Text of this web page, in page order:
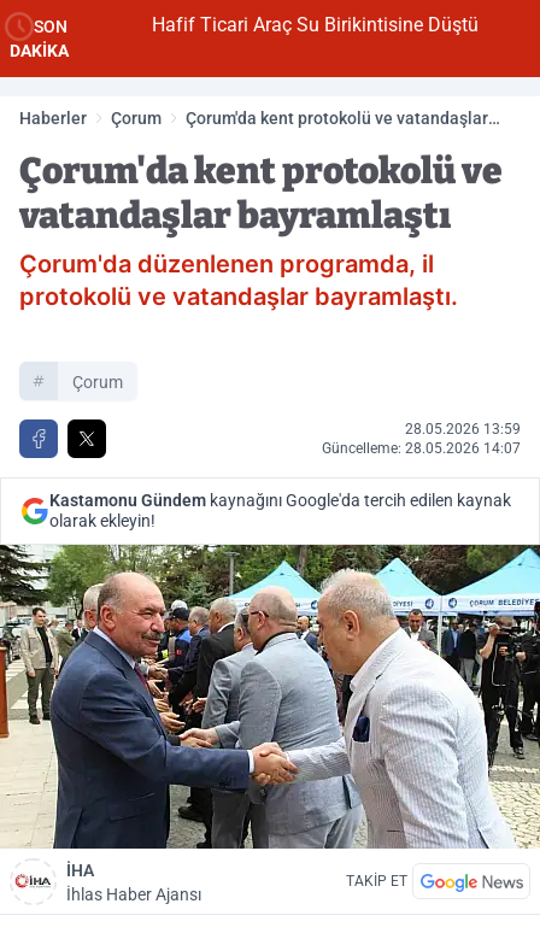
SON
DAKİKA
Hafif Ticari Araç Su Birikintisine Düştü
Haberler Çorum
Çorum'da kent protokolü ve vatandaşlar
Çorum'da kent protokolü ve
vatandaşlar bayramlaştı
Çorum'da düzenlenen programda, il
protokolü ve vatandaşlar bayramlaştı.
Çorum
28.05.2026 13:59
Güncelleme: 28.05.2026 14:07
Kastamonu Gündem kaynağını Google'da tercih edilen kaynak
olarak ekleyin!
İHA
İhlas Haber Ajansı
TAKİP ET